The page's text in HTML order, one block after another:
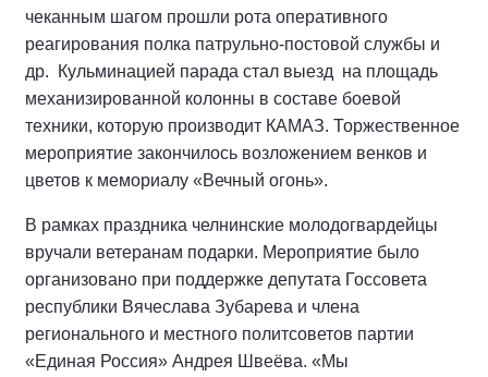
чеканным шагом прошли рота оперативного
реагирования полка патрульно-постовой службы и
др. Кульминацией парада стал выезд на площадь
механизированной колонны в составе боевой
техники, которую производит КАМАЗ. Торжественное
мероприятие закончилось возложением венков и
цветов к мемориалу «Вечный огонь».
В рамках праздника челнинские молодогвардейцы
вручали ветеранам подарки. Мероприятие было
организовано при поддержке депутата Госсовета
республики Вячеслава Зубарева и члена
регионального и местного политсоветов партии
«Единая Россия» Андрея Швеёва. «Мы